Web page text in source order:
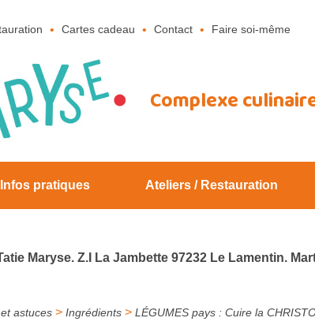
Cartes cadeau Contact Faire soi-même
Complexe
Infos pratiques Ateliers / Restauration
Maryse. Z.I La Jambette 97232 Le Lamentin.
astuces > Ingrédients > LÉGUMES pays : Cuire la